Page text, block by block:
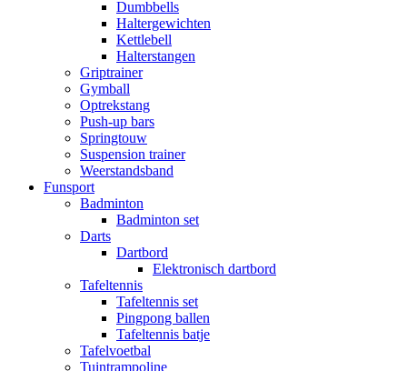
Dumbbells
Haltergewichten
Kettlebell
Halterstangen
Griptrainer
Gymball
Optrekstang
Push-up bars
Springtouw
Suspension trainer
Weerstandsband
Funsport
Badminton
Badminton set
Darts
Dartbord
Elektronisch dartbord
Tafeltennis
Tafeltennis set
Pingpong ballen
Tafeltennis batje
Tafelvoetbal
Tuintrampoline